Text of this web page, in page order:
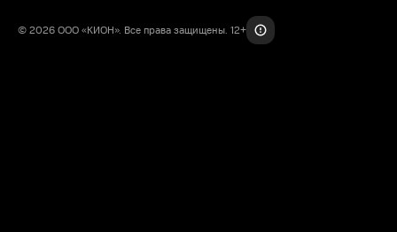
© 2026 ООО «КИОН». Все права защищены. 12+